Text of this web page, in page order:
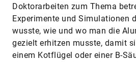
Doktorarbeiten zum Thema
Experimente und Simulationen
wusste, wie und wo man die
gezielt erhitzen musste, damit
einem Kotflügel oder einer B-